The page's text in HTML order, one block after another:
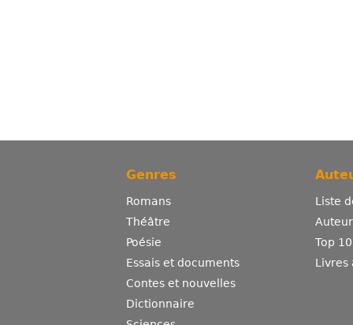
Genres
Romans
Théâtre
Poésie
Essais et documents
Contes et nouvelles
Dictionnaire
Liste
Top
Livres